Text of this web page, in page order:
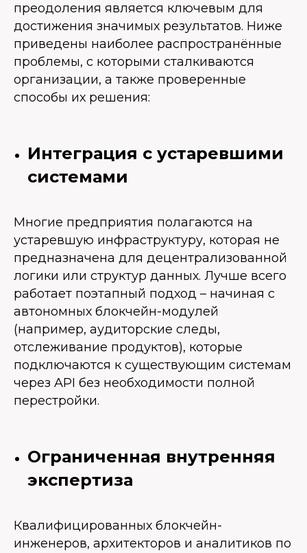
преодоления является ключевым для
достижения значимых результатов. Ниже
приведены наиболее распространённые
проблемы, с которыми сталкиваются
организации, а также проверенные
способы их решения:
Интеграция с устаревшими
системами
Многие предприятия полагаются на
устаревшую инфраструктуру, которая не
предназначена для децентрализованной
логики или структур данных. Лучше всего
работает поэтапный подход – начиная с
автономных блокчейн-модулей
(например, аудиторские следы,
отслеживание продуктов), которые
подключаются к существующим системам
через API без необходимости полной
перестройки.
Ограниченная внутренняя
экспертиза
Квалифицированных блокчейн-
инженеров, архитекторов и аналитиков по